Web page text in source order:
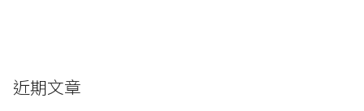
近期文章